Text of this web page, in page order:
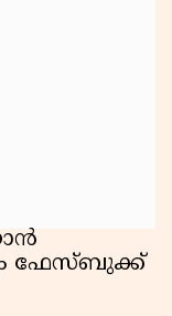
ഫേസ്ബുക്ക്